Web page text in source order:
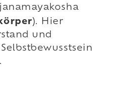
). Hier
und